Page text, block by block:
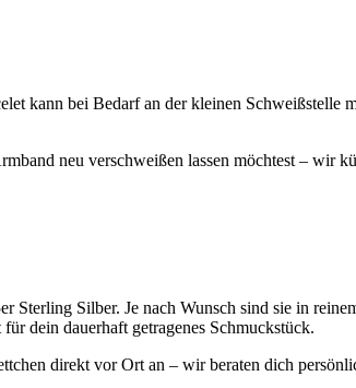
kann bei Bedarf an der kleinen Schweißstelle
neu verschweißen lassen möchtest – wir
Sterling Silber. Je nach Wunsch sind sie in
dein dauerhaft getragenes Schmuckstück.
direkt vor Ort an – wir beraten dich